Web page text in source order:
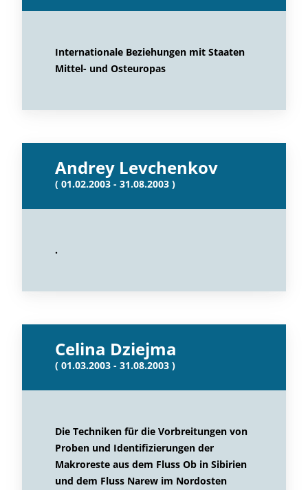
Internationale Beziehungen mit Staaten
Mittel- und Osteuropas
Andrey Levchenkov
( 01.02.2003 - 31.08.2003 )
.
Celina Dziejma
( 01.03.2003 - 31.08.2003 )
Die Techniken für die Vorbreitungen von
Proben und Identifizierungen der
Makroreste aus dem Fluss Ob in Sibirien
und dem Fluss Narew im Nordosten